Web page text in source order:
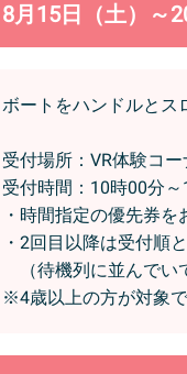
8月15日（土）～
ボートをハンドルとス
受付場所：VR体験コ
受付時間：10時00分
・時間指定の優先券
・2回目以降は受付順
（待機列に並んでい
※4歳以上の方が対象